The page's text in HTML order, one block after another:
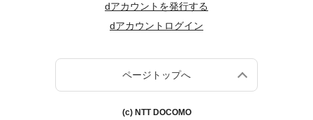
dアカウントを発行する
dアカウントログイン
ページトップへ
(c) NTT DOCOMO